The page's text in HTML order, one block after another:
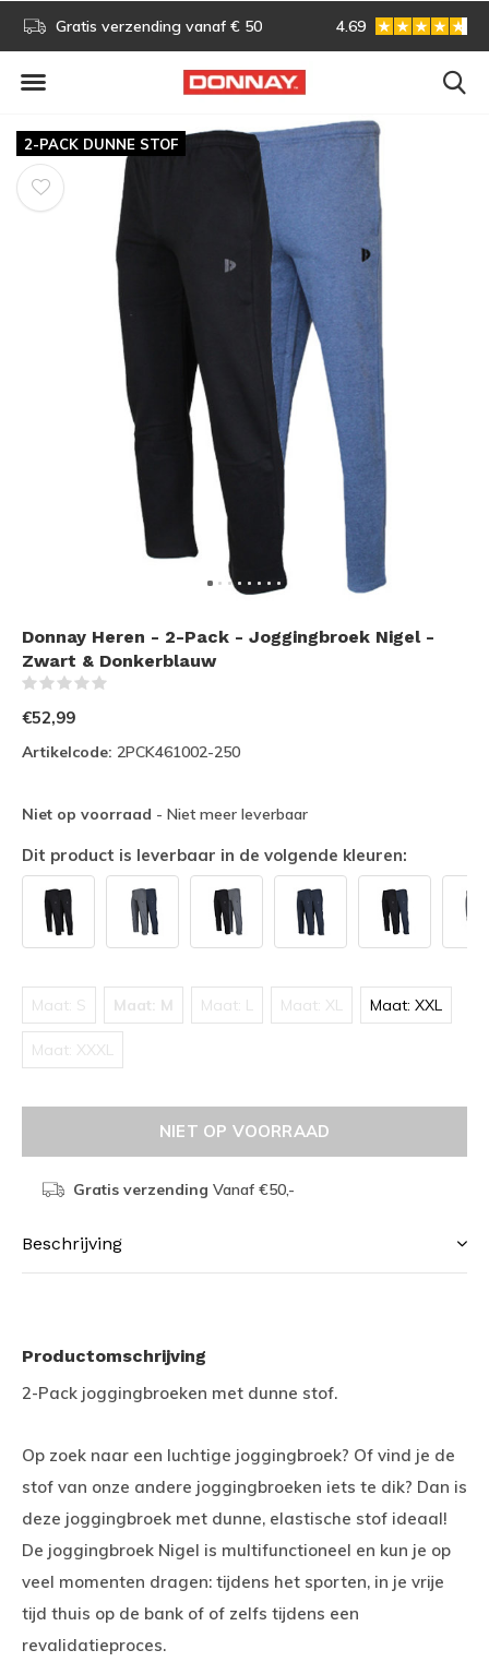
Gratis verzending vanaf € 50 Gratis omruilen
4.69
2-PACK DUNNE STOF
Donnay Heren - 2-Pack - Joggingbroek Nigel -
Zwart & Donkerblauw
€52,99
Artikelcode: 2PCK461002-250
Niet op voorraad - Niet meer leverbaar
Dit product is leverbaar in de volgende kleuren:
Maat: S Maat: M Maat: L Maat: XL Maat: XXL
Maat: XXXL
NIET OP VOORRAAD
Gratis verzending Vanaf €50,-
Beschrijving
Productomschrijving
2-Pack joggingbroeken met dunne stof.
Op zoek naar een luchtige joggingbroek? Of vind je de
stof van onze andere joggingbroeken iets te dik? Dan is
deze joggingbroek met dunne, elastische stof ideaal!
De joggingbroek Nigel is multifunctioneel en kun je op
veel momenten dragen: tijdens het sporten, in je vrije
tijd thuis op de bank of of zelfs tijdens een
revalidatieproces.